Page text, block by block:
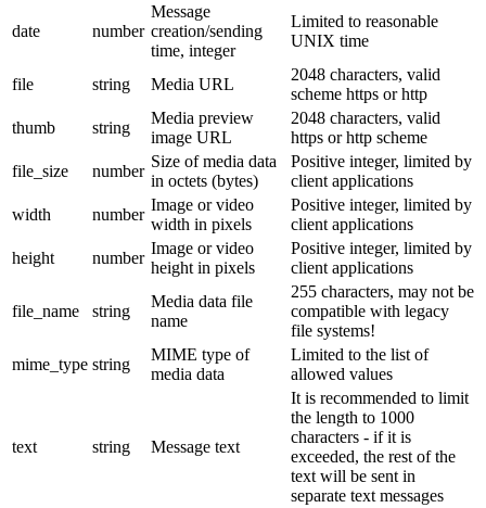
date number
Message
creation/sending
time, integer
Limited to reasonable
UNIX time
file string Media URL
2048 characters, valid
scheme https or http
thumb
string
Media preview
image URL
2048 characters, valid
https or http scheme
file_size
number
Size of media data
in octets (bytes)
Positive integer, limited by
client applications
width
number
Image or video
width in pixels
Positive integer, limited by
client applications
height
number
Image or video
height in pixels
Positive integer, limited by
client applications
file_name string
Media data file
name
255 characters, may not be
compatible with legacy
file systems!
mime_type string
MIME type of
media data
Limited to the list of
allowed values
text string Message text
It is recommended to limit
the length to 1000
characters - if it is
exceeded, the rest of the
text will be sent in
separate text messages